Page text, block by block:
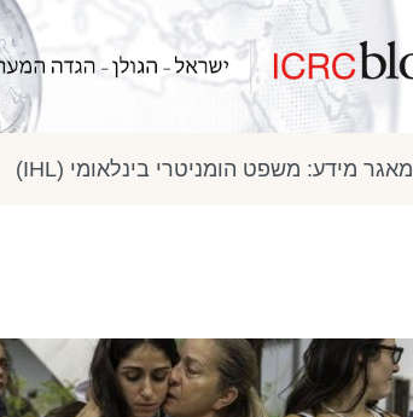
מאגר מידע: משפט הומניטרי בינלאומי (IHL)